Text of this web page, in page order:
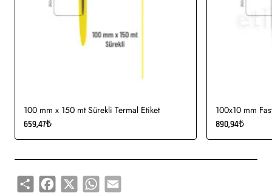
Kullanılan Etiketler:
ürün etiketi, koli üstü etiketi. Genellikle hızlı tüketim
100 mm x 150 mt Sürekli Termal Etiket
659,47₺
100x10 mm
890,94₺
Share Facebook
X WhatsApp
Email